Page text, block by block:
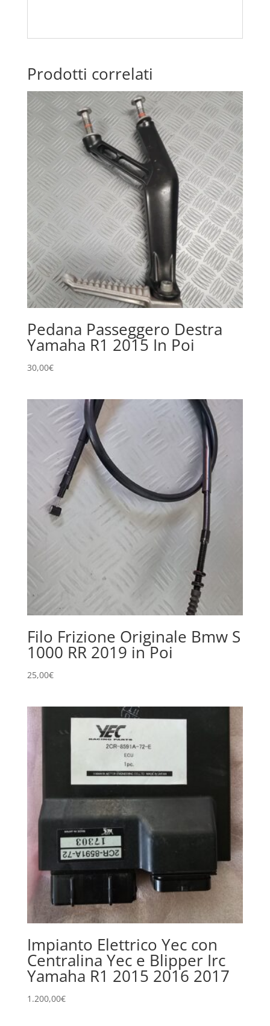
Prodotti correlati
Pedana Passeggero Destra
Yamaha R1 2015 In Poi
30,00€
Filo Frizione Originale Bmw S
1000 RR 2019 in Poi
25,00€
Impianto Elettrico Yec con
Centralina Yec e Blipper Irc
Yamaha R1 2015 2016 2017
1.200,00€